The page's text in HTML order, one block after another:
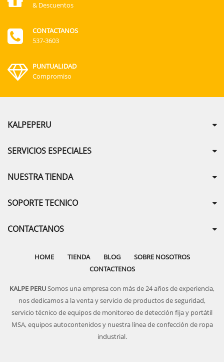
& Descuentos
CONTACTANOS
537-3603
PUNTUALIDAD
Compromiso
KALPEPERU
SERVICIOS ESPECIALES
NUESTRA TIENDA
SOPORTE TECNICO
CONTACTANOS
HOME TIENDA BLOG
SOBRE NOSOTROS
CONTACTENOS
KALPE PERUSomos una empresa con más de 24 años de experiencia,
nos dedicamos a la venta y servicio de productos de seguridad,
servicio técnico de equipos de monitoreo de detección fija y portátil
MSA, equipos autocontenidos y nuestra línea de confección de ropa
industrial.